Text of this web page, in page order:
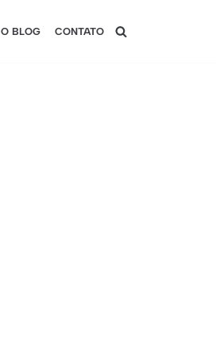
BLOG CONTATO